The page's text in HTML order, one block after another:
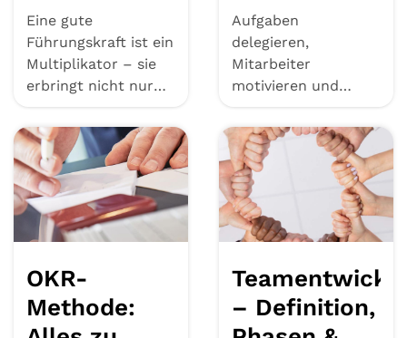
Eine gute
Führungskraft ist ein
Multiplikator – sie
erbringt nicht nur
Leistung, so...
Aufgaben
delegieren,
Mitarbeiter
motivieren und
Führungskraft muss
man eine Vielzahl ...
OKR-
Methode:
– Definition,